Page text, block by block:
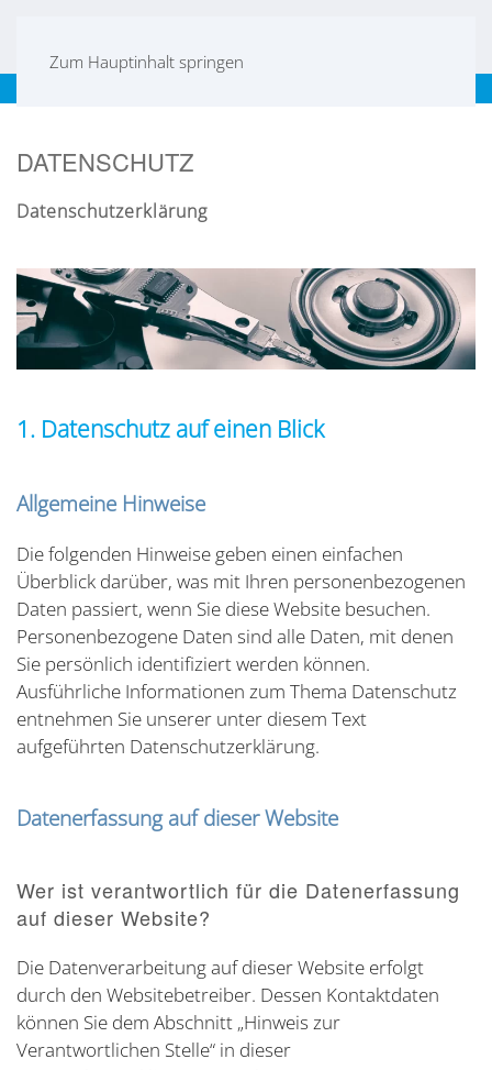
Zum Hauptinhalt springen
DATENSCHUTZ
Datenschutzerklärung
1. Datenschutz auf einen Blick
Allgemeine Hinweise
Die folgenden Hinweise geben einen einfachen
Überblick darüber, was mit Ihren personenbezogenen
Daten passiert, wenn Sie diese Website besuchen.
Personenbezogene Daten sind alle Daten, mit denen
Sie persönlich identifiziert werden können.
Ausführliche Informationen zum Thema Datenschutz
entnehmen Sie unserer unter diesem Text
aufgeführten Datenschutzerklärung.
Datenerfassung auf dieser Website
Wer ist verantwortlich für die Datenerfassung
auf dieser Website?
Die Datenverarbeitung auf dieser Website erfolgt
durch den Websitebetreiber. Dessen Kontaktdaten
können Sie dem Abschnitt „Hinweis zur
Verantwortlichen Stelle“ in dieser